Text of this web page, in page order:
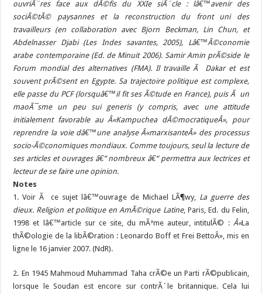
ouvriÃ¨res face aux dÃ©fis du XXIe siÃ¨cle : lâ€™avenir des
sociÃ©tÃ© paysannes et la reconstruction du front uni des
travailleurs (en collaboration avec Bjorn Beckman, Lin Chun, et
Abdelnasser Djabi (Les Indes savantes, 2005), Lâ€™Ã©conomie
arabe contemporaine (Ed. de Minuit 2006). Samir Amin prÃ©side le
Forum mondial des alternatives (FMA). Il travaille Ã Dakar et est
souvent prÃ©sent en Egypte. Sa trajectoire politique est complexe,
elle passe du PCF (lorsquâ€™il fit ses Ã©tude en France), puis Ã un
maoÃ¯sme un peu sui generis (y compris, avec une attitude
initialement favorable au Â«Kampuchea dÃ©mocratiqueÂ», pour
reprendre la voie dâ€™une analyse Â«marxisanteÂ» des processus
socio-Ã©conomiques mondiaux. Comme toujours, seul la lecture de
ses articles et ouvrages â€“ nombreux â€“ permettra aux lectrices et
lecteur de se faire une opinion.
Notes
1 . Voir Ã ce sujet lâ€™ouvrage de Michael LÃ¶wy, La guerre des
dieux. Religion et politique en AmÃ©rique Latine, Paris, Ed. du Felin,
1998 et lâ€™article sur ce site, du mÃªme auteur, intitulÃ© : Â«La
thÃ©ologie de la libÃ©ration : Leonardo Boff et Frei BettoÂ», mis en
ligne le 16 janvier 2007. (NdR).
2. En 1945 Mahmoud Muhammad Taha crÃ©e un Parti rÃ©publicain,
lorsque le Soudan est encore sur contrÃ´le britannique. Cela lui